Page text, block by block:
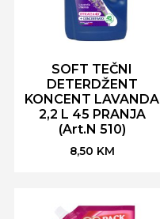
SOFT TEČNI
DETERDŽENT
KONCENT LAVANDA
2,2 L 45 PRANJA
(Art.N 510)
8,50 KM